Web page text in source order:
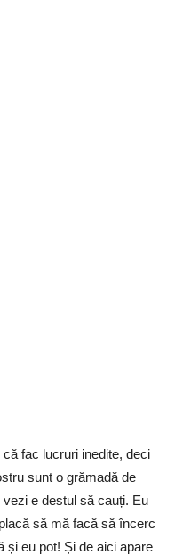
fac lucruri inedite, deci
sunt o grămadă de
e destul să cauți. Eu
să mă facă să încerc
și eu pot! Și de aici apare